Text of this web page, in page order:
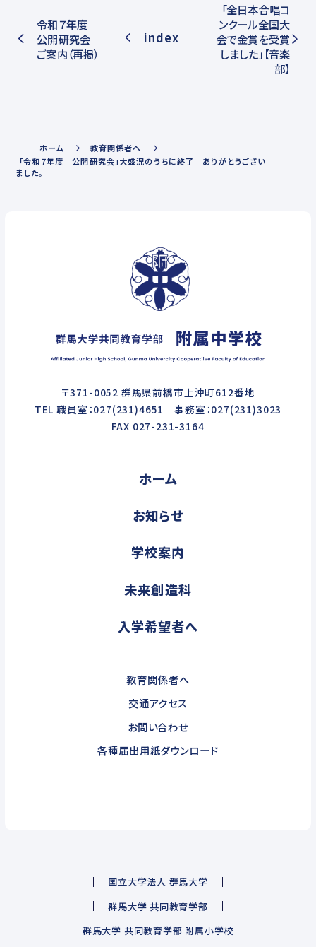
令和７年度
公開研究会
ご案内（再掲）
index
「全日本合唱コ
ンクール全国大
会で金賞を受賞
しました」【音楽
部】
ホーム
教育関係者へ
「令和７年度 公開研究会」大盛況のうちに終了 ありがとうござい
ました。
〒371-0052 群馬県前橋市上沖町612番地
TEL 職員室：027(231)4651 事務室：027(231)3023
FAX 027-231-3164
ホーム
お知らせ
学校案内
未来創造科
入学希望者へ
教育関係者へ
交通アクセス
お問い合わせ
各種届出用紙ダウンロード
国立大学法人 群馬大学
群馬大学 共同教育学部
群馬大学 共同教育学部 附属小学校